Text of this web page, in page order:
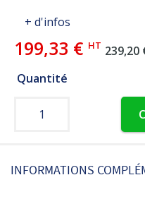
+ d'infos
199,33 € HT 239,20
Quantité
INFORMATIONS